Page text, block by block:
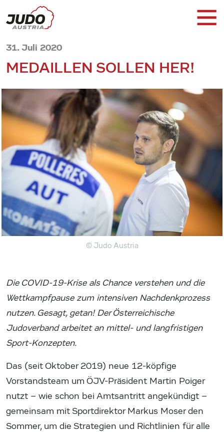
31. Juli 2020
MEDAILLEN SOLLEN HER!
© Judo Austria
Die COVID-19-Krise als Chance verstehen und die
Wettkampfpause zum intensiven Nachdenkprozess
nutzen. Gesagt, getan! Der Österreichische
Judoverband arbeitet an mittel- und langfristigen
Sport-Konzepten.
Das (seit Oktober 2019) neue 12-köpfige
Vorstandsteam um ÖJV-Präsident Martin Poiger
nutzt – wie schon bei Amtsantritt angekündigt –
gemeinsam mit Sportdirektor Markus Moser den
Sommer, um die Strategien und Richtlinien für alle